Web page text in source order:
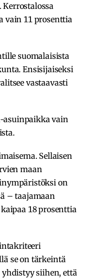
vain 11 prosenttia
suomalaisista
Ensisijaiseksi
vastaavasti
asuinpaikka vain
Sellaisen
maan
on
– taajamaan
18 prosenttia
se on tärkeintä
siihen, että